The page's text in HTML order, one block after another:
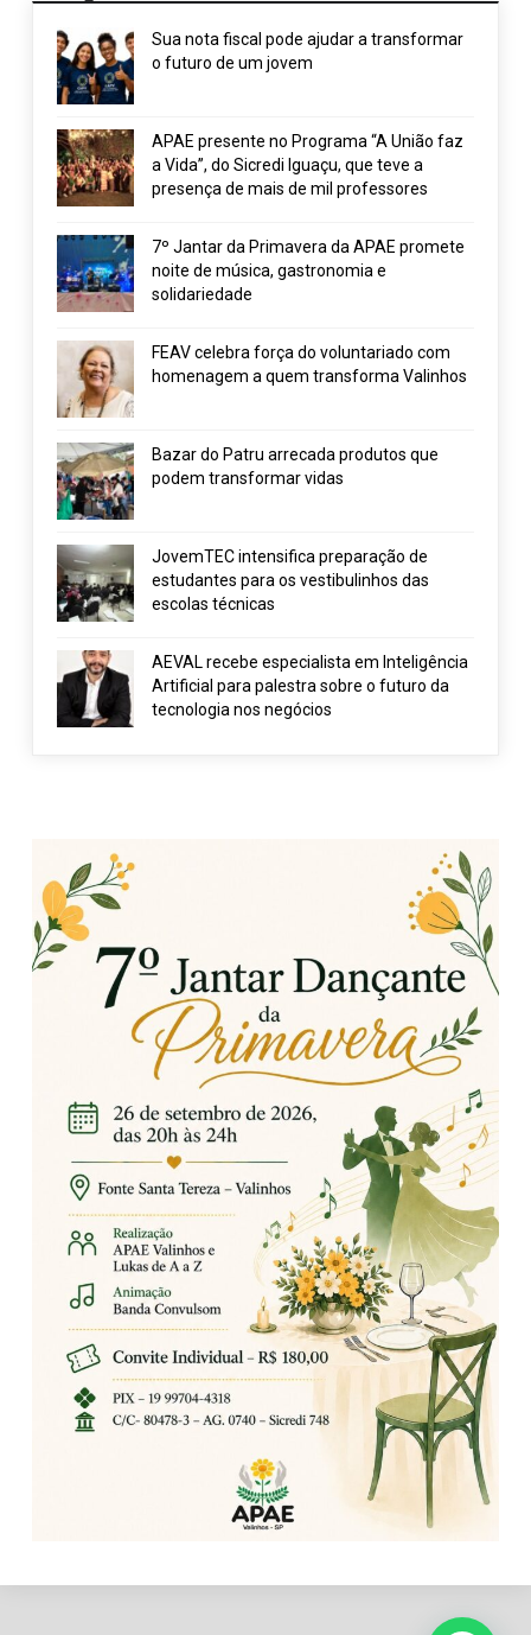
Sua nota fiscal pode ajudar a transformar
o futuro de um jovem
APAE presente no Programa “A União faz
a Vida”, do Sicredi Iguaçu, que teve a
presença de mais de mil professores
7º Jantar da Primavera da APAE promete
noite de música, gastronomia e
solidariedade
FEAV celebra força do voluntariado com
homenagem a quem transforma Valinhos
Bazar do Patru arrecada produtos que
podem transformar vidas
JovemTEC intensifica preparação de
estudantes para os vestibulinhos das
escolas técnicas
AEVAL recebe especialista em Inteligência
Artificial para palestra sobre o futuro da
tecnologia nos negócios